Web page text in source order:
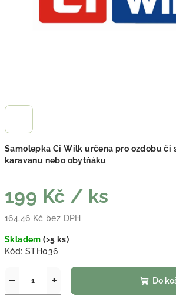
Samolepka Ci Wilk určena pro ozdobu či
karavanu nebo obytňáku
199 Kč / ks
164,46 Kč bez DPH
Skladem(>5 ks)
Kód: STH036
+
− Do